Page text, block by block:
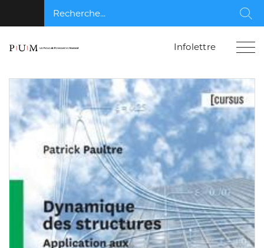
Recherche...
Infolettre